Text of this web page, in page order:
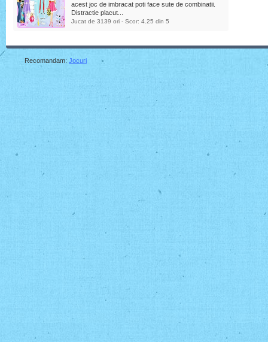
acest joc de imbracat poti face sute de combinatii.
Distractie placut...
Jucat de 3139 ori - Scor: 4.25 din 5
Recomandam: Jocuri